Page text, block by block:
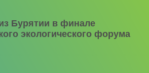
Бурятии в финале
экологического форума